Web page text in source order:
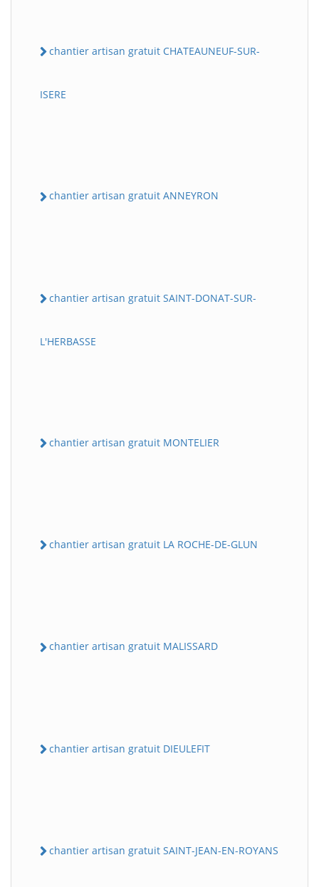
chantier artisan gratuit CHATEAUNEUF-SUR-
ISERE
chantier artisan gratuit ANNEYRON
chantier artisan gratuit SAINT-DONAT-SUR-
L'HERBASSE
chantier artisan gratuit MONTELIER
chantier artisan gratuit LA ROCHE-DE-GLUN
chantier artisan gratuit MALISSARD
chantier artisan gratuit DIEULEFIT
chantier artisan gratuit SAINT-JEAN-EN-ROYANS